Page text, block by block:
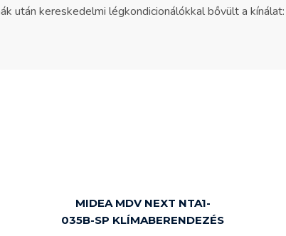
kereskedelmi légkondicionálókkal bővült a
MIDEA MDV NEXT NTA1-
035B-SP KLÍMABERENDEZÉS